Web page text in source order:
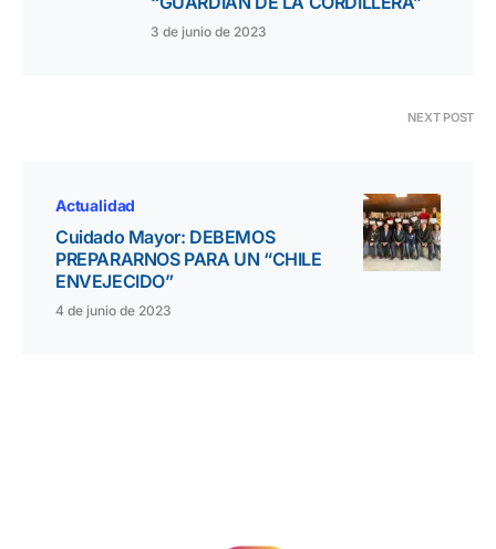
3 de junio de 2023
NEXT POST
Actualidad
Cuidado Mayor: DEBEMOS
PREPARARNOS PARA UN “CHILE
ENVEJECIDO”
4 de junio de 2023